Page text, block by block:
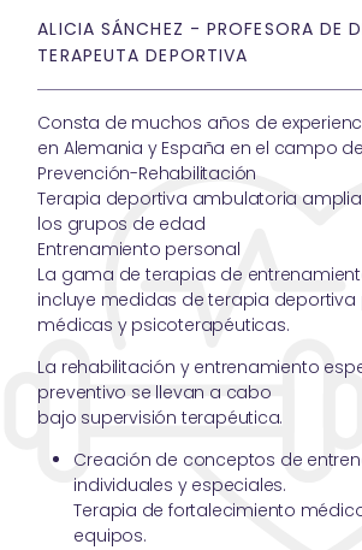
ALICIA SÁNCHEZ - PROFESORA DE
TERAPEUTA DEPORTIVA
Consta de muchos años de
en Alemania y España en el campo
Prevención-Rehabilitación
Terapia deportiva ambulatoria
los grupos de edad
Entrenamiento personal
La gama de terapias de
incluye medidas de terapia
médicas y psicoterapéuticas.
La rehabilitación y entrenamiento
preventivo se llevan a cabo
bajo supervisión terapéutica.
Creación de conceptos de
individuales y especiales.
Terapia de fortalecimiento
equipos.